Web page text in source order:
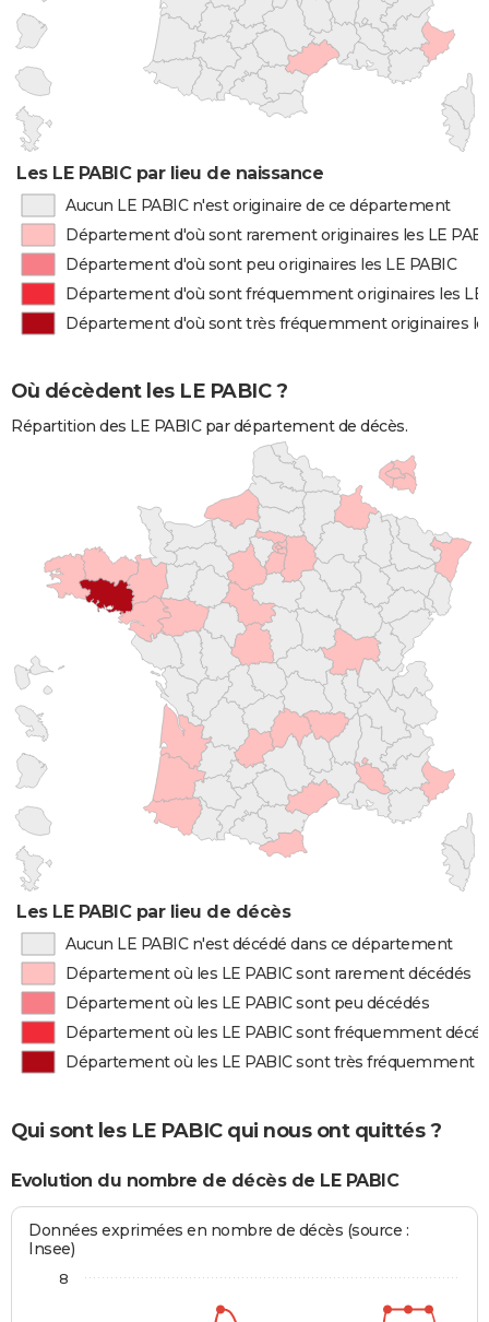
Les LE PABIC par lieu de naissance
Aucun LE PABIC n'est originaire de ce département
Département d'où sont rarement originaires les LE
Département d'où sont peu originaires les LE PABIC
Département d'où sont fréquemment originaires les LE
Département d'où sont très fréquemment originaires
Où décèdent les LE PABIC ?
Répartition des LE PABIC par département de décès.
Les LE PABIC par lieu de décès
Aucun LE PABIC n'est décédé dans ce département
Département où les LE PABIC sont rarement décédés
Département où les LE PABIC sont peu décédés
Département où les LE PABIC sont fréquemment
Département où les LE PABIC sont très fréquemment
Qui sont les LE PABIC qui nous ont quittés ?
Evolution du nombre de décès de LE PABIC
Données exprimées en nombre de décès (source :
Insee)
8